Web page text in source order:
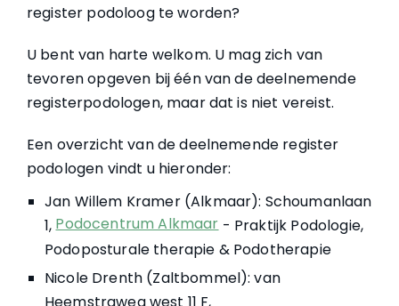
register podoloog te worden?
U bent van harte welkom. U mag zich van
tevoren opgeven bij één van de deelnemende
registerpodologen, maar dat is niet vereist.
Een overzicht van de deelnemende register
podologen vindt u hieronder:
Jan Willem Kramer (Alkmaar): Schoumanlaan
1,Podocentrum Alkmaar- Praktijk Podologie,
Podoposturale therapie & Podotherapie
Nicole Drenth (Zaltbommel): van